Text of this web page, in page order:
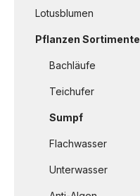
Lotusblumen
Pflanzen Sortimente
Bachläufe
Teichufer
Sumpf
Flachwasser
Unterwasser